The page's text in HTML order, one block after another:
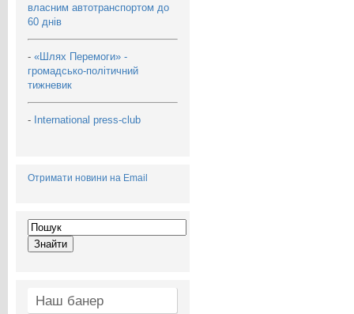
власним автотранспортом до
60 днів
- «Шлях Перемоги» -
громадсько-політичний
тижневик
- International press-club
Отримати новини на Email
Наш банер